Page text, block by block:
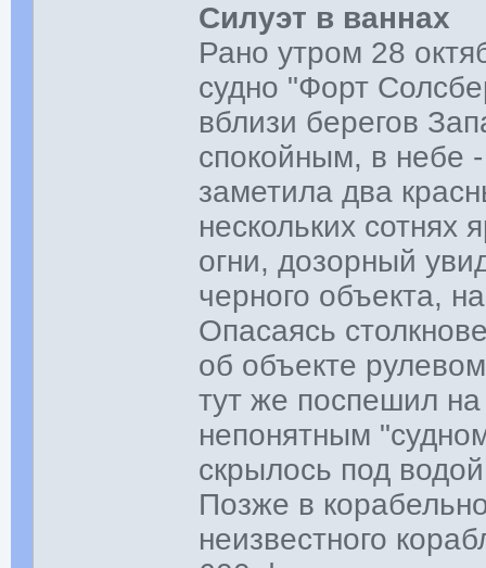
Силуэт в ваннах
Рано утром 28
судно "Форт
вблизи берегов
спокойным, в небе
заметила два
нескольких сотнях
огни, дозорный
черного объекта,
Опасаясь
об объекте
тут же поспешил
непонятным
скрылось под
Позже в
неизвестного